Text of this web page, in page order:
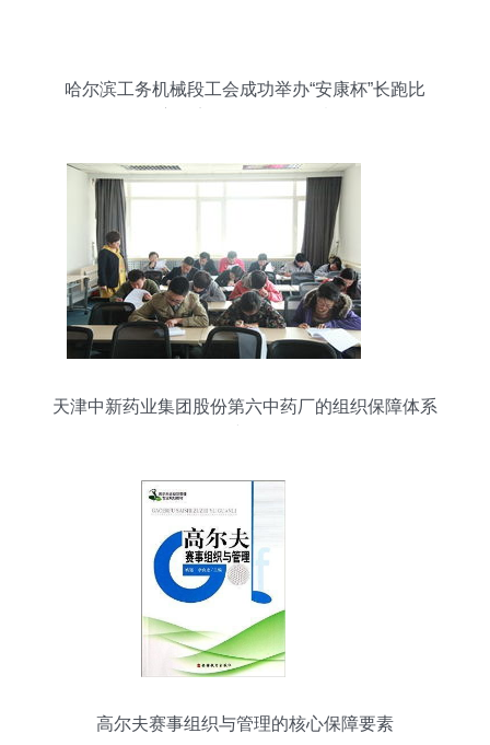
哈尔滨工务机械段工会成功举办“安康杯”长跑比
天津中新药业集团股份第六中药厂的组织保障体系
高尔夫赛事组织与管理的核心保障要素